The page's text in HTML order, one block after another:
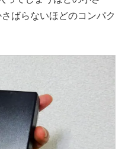
ばらないほどのコンパク